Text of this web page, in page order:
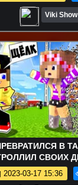
Viki Show
В
СВОИХ
НУБ И
ТРОЛЛИНГ
2023-03-17 15:36